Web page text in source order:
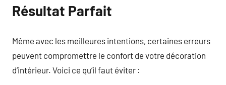
Résultat Parfait
Même avec les meilleures intentions, certaines erreurs
peuvent compromettre le confort de votre décoration
d’intérieur. Voici ce qu’il faut éviter :